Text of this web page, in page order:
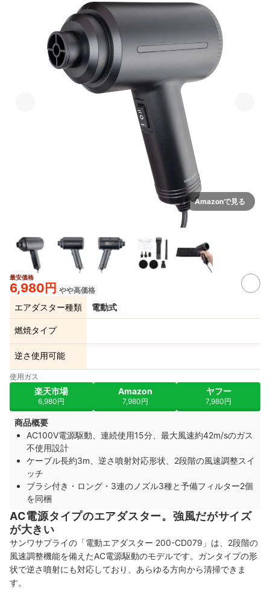
Amazonで見る
最安価格
6,980円 やや高価格
エアダスター種類 電動式
燃焼タイプ
逆さ使用可能
使用ガス
楽天市場
6,980円
Amazon
7,980円
ヤフー
7,980円
商品概要
AC100V電源駆動、連続使用15分、最大風速約42m/sのガス
不使用設計
ケーブル長約3m、逆さ噴射対応形状、2段階の風速調整スイ
ッチ
ブラシ付き・ロング・3連のノズル3種と予備フィルター2個
を同梱
AC電源タイプのエアダスター。強風だがサイズ
が大きい
サンワサプライの「電動エアダスター 200-CD079」は、2段階の
風速調整機能を備えたAC電源駆動のモデルです。ガンタイプの形
状で逆さ噴射にも対応しており、あらゆる方向から清掃できま
す。